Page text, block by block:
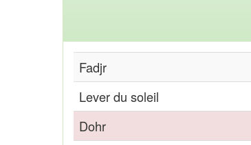
Fadjr
Lever du soleil
Dohr